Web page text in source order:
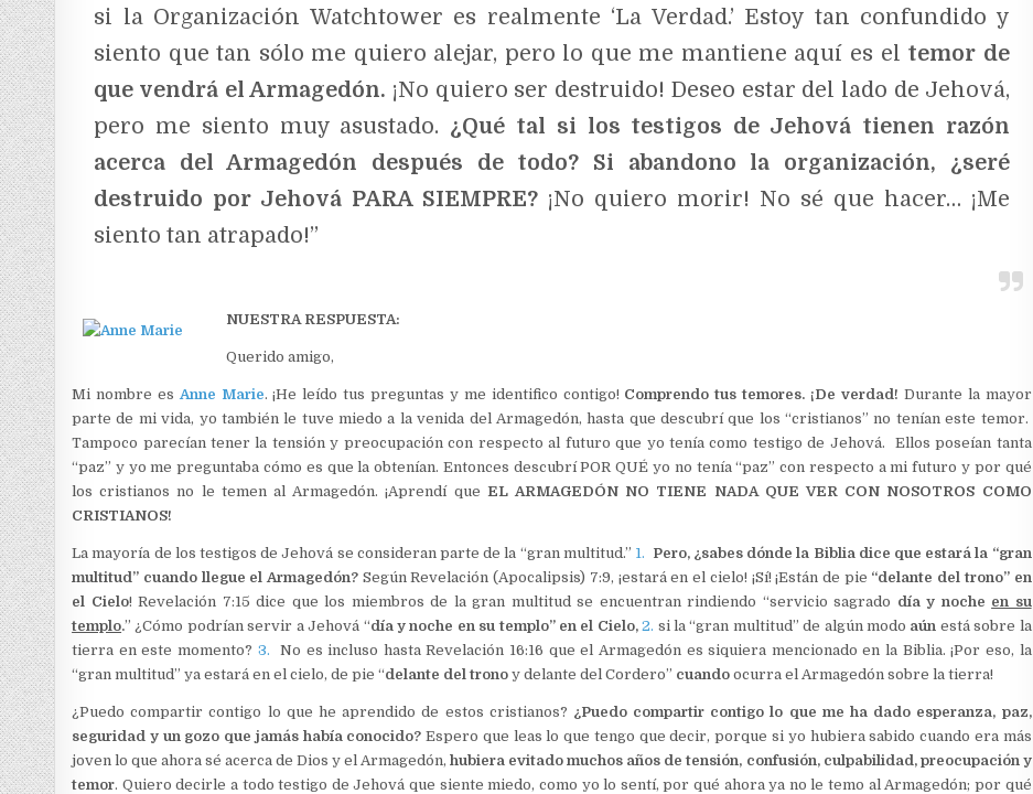
si la Organización Watchtower es realmente ‘La Verdad.’ Estoy tan confundido y
siento que tan sólo me quiero alejar, pero lo que me mantiene aquí es el temor de
que vendrá el Armagedón. ¡No quiero ser destruido! Deseo estar del lado de Jehová,
pero me siento muy asustado. ¿Qué tal si los testigos de Jehová tienen razón
acerca del Armagedón después de todo? Si abandono la organización, ¿seré
destruido por Jehová PARA SIEMPRE? ¡No quiero morir! No sé que hacer… ¡Me
siento tan atrapado!”
NUESTRA RESPUESTA:
Querido amigo,
Mi nombre es Anne Marie. ¡He leído tus preguntas y me identifico contigo! Comprendo tus temores. ¡De verdad! Durante la mayor
parte de mi vida, yo también le tuve miedo a la venida del Armagedón, hasta que descubrí que los “cristianos” no tenían este temor.
Tampoco parecían tener la tensión y preocupación con respecto al futuro que yo tenía como testigo de Jehová. Ellos poseían tanta
“paz” y yo me preguntaba cómo es que la obtenían. Entonces descubrí POR QUÉ yo no tenía “paz” con respecto a mi futuro y por qué
los cristianos no le temen al Armagedón. ¡Aprendí que EL ARMAGEDÓN NO TIENE NADA QUE VER CON NOSOTROS COMO
CRISTIANOS!
La mayoría de los testigos de Jehová se consideran parte de la “gran multitud.” 1. Pero, ¿sabes dónde la Biblia dice que estará la “gran
multitud” cuando llegue el Armagedón? Según Revelación (Apocalipsis) 7:9, ¡estará en el cielo! ¡Sí! ¡Están de pie “delante del trono” en
el Cielo! Revelación 7:15 dice que los miembros de la gran multitud se encuentran rindiendo “servicio sagrado día y noche en su
templo.” ¿Cómo podrían servir a Jehová “día y noche en su templo” en el Cielo, 2. si la “gran multitud” de algún modo aún está sobre la
tierra en este momento? 3. No es incluso hasta Revelación 16:16 que el Armagedón es siquiera mencionado en la Biblia. ¡Por eso, la
“gran multitud” ya estará en el cielo, de pie “delante del trono y delante del Cordero” cuando ocurra el Armagedón sobre la tierra!
¿Puedo compartir contigo lo que he aprendido de estos cristianos? ¿Puedo compartir contigo lo que me ha dado esperanza, paz,
seguridad y un gozo que jamás había conocido?Espero que leas lo que tengo que decir, porque si yo hubiera sabido cuando era más
joven lo que ahora sé acerca de Dios y el Armagedón,hubiera evitado muchos años de tensión, confusión, culpabilidad, preocupación y
temor. Quiero decirle a todo testigo de Jehová que siente miedo, como yo lo sentí, por qué ahora ya no le temo al Armagedón; por qué